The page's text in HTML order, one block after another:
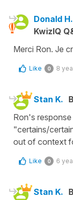
Donald H.
KwizIQ
Merci Ron. Je
Like 0 8
Stan K.
Ron's
"certains/
out of context
Like 0 6
Stan K.